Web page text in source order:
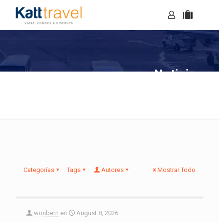
Noticias
Categorías Tags Autores Mostrar Todo
wonbern en August 8, 2026